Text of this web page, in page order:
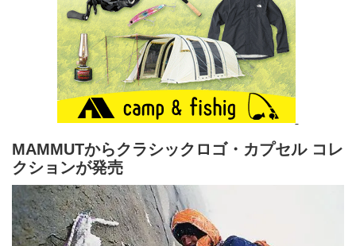
MAMMUTからクラシックロゴ・カプセル コレ
クションが発売